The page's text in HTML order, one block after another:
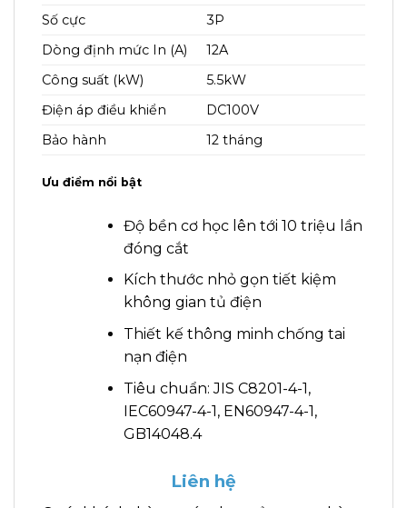
Số cực
3P
Dòng định mức In (A)
12A
Công suất (kW)
5.5kW
Điện áp điều khiển
DC100V
Bảo hành
12 tháng
Ưu điểm nổi bật
Độ bền cơ học lên tới 10 triệu lần
đóng cắt
Kích thước nhỏ gọn tiết kiệm
không gian tủ điện
Thiết kế thông minh chống tai
nạn điện
Tiêu chuẩn: JIS C8201-4-1,
IEC60947-4-1, EN60947-4-1,
GB14048.4
Liên hệ